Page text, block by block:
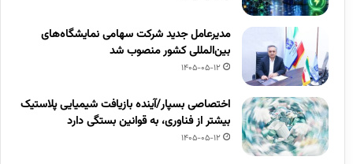
مدیرعامل جدید شرکت سهامی نمایشگاه‌های
بین‌المللی کشور منصوب شد
1405-05-12
اختصاصی بسپار/آینده بازیافت شیمیایی پلاستیک
بیشتر از فناوری، به قوانین بستگی دارد
1405-05-12